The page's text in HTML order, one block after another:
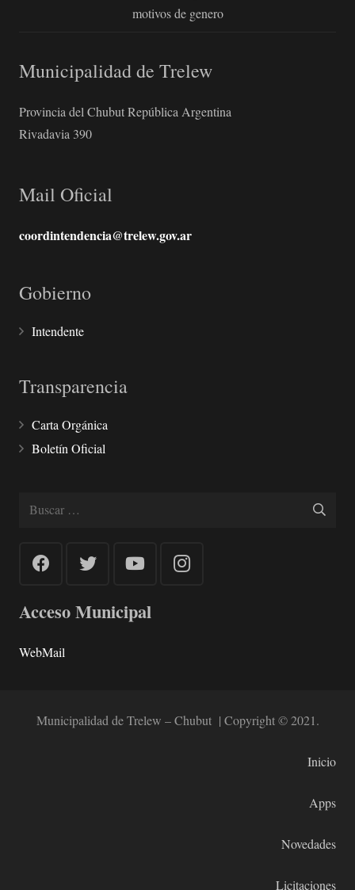
motivos de genero
Municipalidad de Trelew
Provincia del Chubut República Argentina
Rivadavia 390
Mail Oficial
coordintendencia@trelew.gov.ar
Gobierno
Intendente
Transparencia
Carta Orgánica
Boletín Oficial
Buscar:
Acceso Municipal
WebMail
Municipalidad de Trelew – Chubut | Copyright © 2021.
Inicio
Apps
Novedades
Licitaciones